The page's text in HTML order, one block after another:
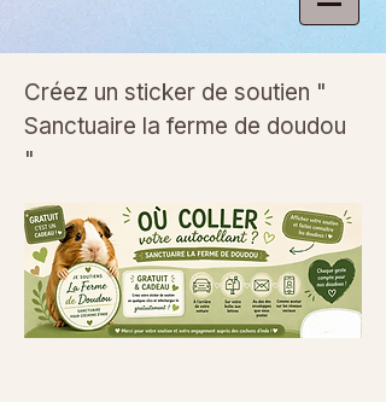
Créez un sticker de soutien "
Sanctuaire la ferme de doudou
"